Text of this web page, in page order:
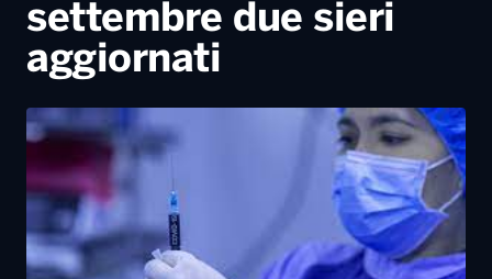
settembre due sieri
aggiornati